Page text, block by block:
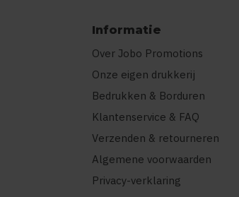
Informatie
Over Jobo Promotions
Onze eigen drukkerij
Bedrukken & Borduren
Klantenservice & FAQ
Verzenden & retourneren
Algemene voorwaarden
Privacy-verklaring